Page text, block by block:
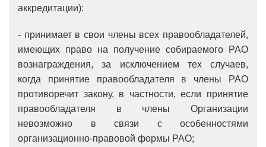
аккредитации):
- принимает в свои члены всех правообладателей,
имеющих право на получение собираемого РАО
вознаграждения, за исключением тех случаев,
когда принятие правообладателя в члены РАО
противоречит закону, в частности, если принятие
правообладателя в члены Организации
невозможно в связи с особенностями
организационно-правовой формы РАО;